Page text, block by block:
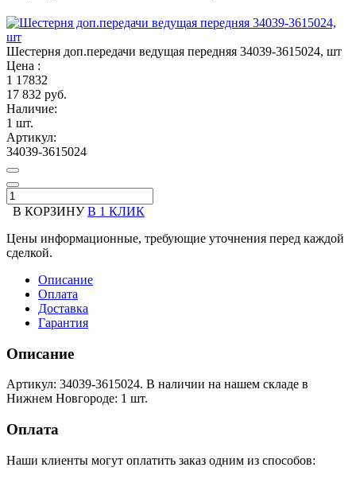
Шестерня доп.передачи ведущая передняя 34039-3615024, шт
Цена :
1 17832
17 832 руб.
Наличие:
1 шт.
Артикул:
34039-3615024
В КОРЗИНУ В 1 КЛИК
Цены информационные, требующие уточнения перед каждой
сделкой.
Описание
Оплата
Доставка
Гарантия
Описание
Артикул: 34039-3615024. В наличии на нашем складе в
Нижнем Новгороде: 1 шт.
Оплата
Наши клиенты могут оплатить заказ одним из способов: